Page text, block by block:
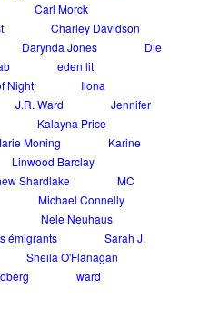
Carl Morck
Charley Davidson
Darynda Jones
Die
eden lit
Night
Ilona
J.R. Ward
Jennifer
Kalayna Price
Moning
Karine
Linwood Barclay
Shardlake
MC
Michael Connelly
Nele Neuhaus
émigrants
Sarah J.
Sheila O'Flanagan
ward